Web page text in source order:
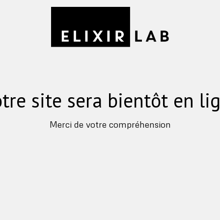
site sera bientôt en
Merci de votre compréhension